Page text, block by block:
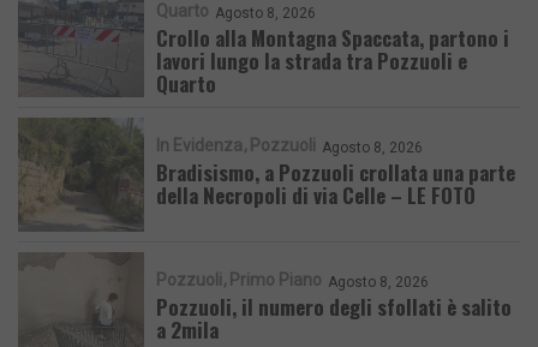
Quarto Agosto 8, 2026
Crollo alla Montagna Spaccata, partono i
lavori lungo la strada tra Pozzuoli e
Quarto
In Evidenza Pozzuoli Agosto 8, 2026
Bradisismo, a Pozzuoli crollata una parte
della Necropoli di via Celle – LE FOTO
Pozzuoli Primo Piano Agosto 8, 2026
Pozzuoli, il numero degli sfollati è salito
a 2mila